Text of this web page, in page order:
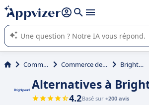
répondre (plusieurs lignes avec
L'IA de Appvizer vous guide dans l'utilisation
logiciel SaaS en entreprise.
Commerce Commerce de détail Brightpearl
Alternatives à
4.2Basé sur +200 avis